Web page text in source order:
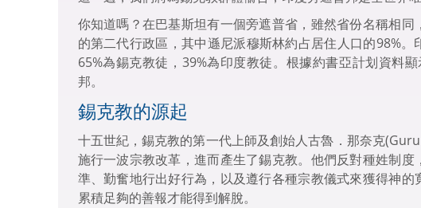
你知道嗎？在巴基斯坦有一個旁遮普省，雖然省份名稱相
的第二代行政區，其中遜尼派穆斯林約占居住人口的98%
65%為錫克教徒，39%為印度教徒。根據約書亞計划資料
邦。
錫克教的源起
十五世紀，錫克教的第一代上師及創始人古魯．那奈克
施行一波宗教改革，進而產生了錫克教。他們反對種姓制
準、勤奮地行出好行為，以及遵行各種宗教儀式來獲得神
累積足夠的善報才能得到解脫。